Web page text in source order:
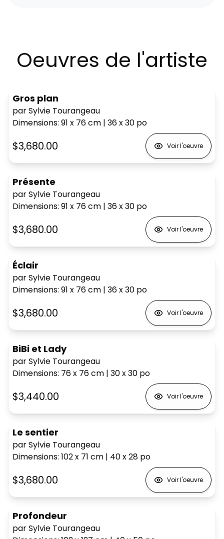
Oeuvres de l'artiste
Gros plan
par Sylvie Tourangeau
Dimensions: 91 x 76cm | 36 x 30 po
$3,680.00 Voir l'oeuvre
Présente
par Sylvie Tourangeau
Dimensions: 91 x 76cm | 36 x 30 po
$3,680.00 Voir l'oeuvre
Éclair
par Sylvie Tourangeau
Dimensions: 91 x 76cm | 36 x 30 po
$3,680.00 Voir l'oeuvre
BiBi et Lady
par Sylvie Tourangeau
Dimensions: 76 x 76cm | 30 x 30 po
$3,440.00 Voir l'oeuvre
Le sentier
par Sylvie Tourangeau
Dimensions: 102 x 71 cm | 40 x 28 po
$3,680.00 Voir l'oeuvre
Profondeur
par Sylvie Tourangeau